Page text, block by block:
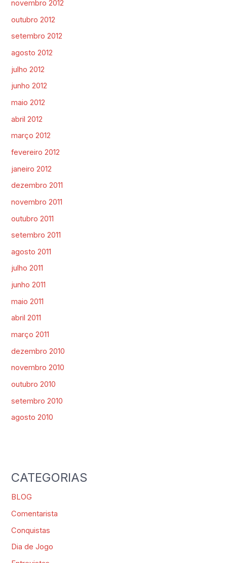
novembro 2012
outubro 2012
setembro 2012
agosto 2012
julho 2012
junho 2012
maio 2012
abril 2012
março 2012
fevereiro 2012
janeiro 2012
dezembro 2011
novembro 2011
outubro 2011
setembro 2011
agosto 2011
julho 2011
junho 2011
maio 2011
abril 2011
março 2011
dezembro 2010
novembro 2010
outubro 2010
setembro 2010
agosto 2010
CATEGORIAS
BLOG
Comentarista
Conquistas
Dia de Jogo